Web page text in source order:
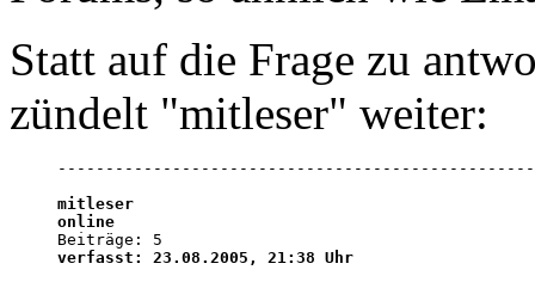
Statt auf die Frage zu
zündelt "mitleser" weiter:
mitleser
online
verfasst: 23.08.2005, 21:38 Uhr